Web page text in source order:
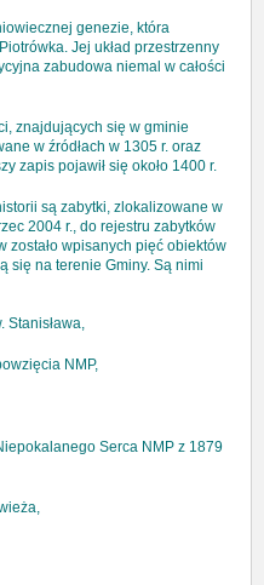
genezie, która
Jej układ przestrzenny
zabudowa niemal w całości
znajdujących się w gminie
w źródłach w 1305 r. oraz
zapis pojawił się około 1400 r.
są zabytki, zlokalizowane w
2004 r., do rejestru zabytków
zostało wpisanych pięć obiektów
się na terenie Gminy. Są nimi
Stanisława,
NMP,
Serca NMP z 1879